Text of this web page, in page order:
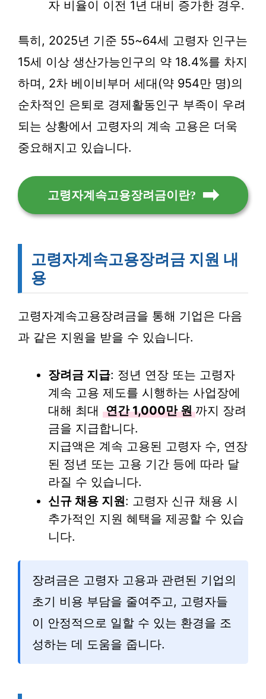
자 비율이 이전 1년 대비 증가한 경우.
특히, 2025년 기준 55~64세 고령자 인구는
15세 이상 생산가능인구의 약 18.4%를 차지
하며, 2차 베이비부머 세대(약 954만 명)의
순차적인 은퇴로 경제활동인구 부족이 우려
되는 상황에서 고령자의 계속 고용은 더욱
중요해지고 있습니다.
고령자계속고용장려금이란?
고령자계속고용장려금 지원 내
용
고령자계속고용장려금을 통해 기업은 다음
과 같은 지원을 받을 수 있습니다.
장려금 지급: 정년 연장 또는 고령자
계속 고용 제도를 시행하는 사업장에
대해 최대 연간 1,000만 원 까지 장려
금을 지급합니다.
지급액은 계속 고용된 고령자 수, 연장
된 정년 또는 고용 기간 등에 따라 달
라질 수 있습니다.
신규 채용 지원: 고령자 신규 채용 시
추가적인 지원 혜택을 제공할 수 있습
니다.
장려금은 고령자 고용과 관련된 기업의
초기 비용 부담을 줄여주고, 고령자들
이 안정적으로 일할 수 있는 환경을 조
성하는 데 도움을 줍니다.